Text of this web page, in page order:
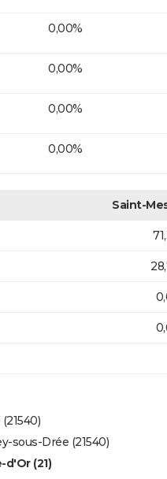
0,00%
0,00%
0,00%
0,00%
Saint-
sous-Drée (21540)
d'Or (21)